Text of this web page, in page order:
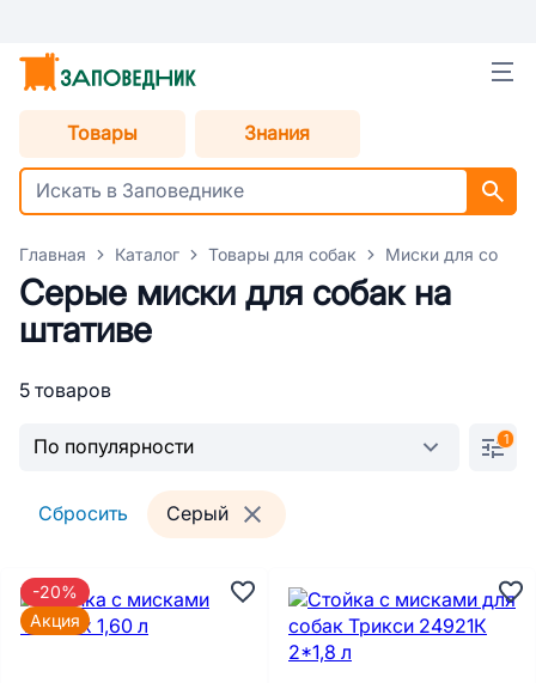
Товары Знания
Главная Каталог Товары для собак Миски для собак
Серые миски для собак на
штативе
5 товаров
1
Сбросить Серый
-20%
Акция